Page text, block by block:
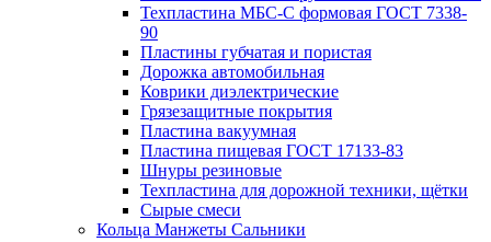
Техпластина МБС-С формовая ГОСТ 7338-
90
Пластины губчатая и пористая
Дорожка автомобильная
Коврики диэлектрические
Грязезащитные покрытия
Пластина вакуумная
Пластина пищевая ГОСТ 17133-83
Шнуры резиновые
Техпластина для дорожной техники, щётки
Сырые смеси
Кольца Манжеты Сальники